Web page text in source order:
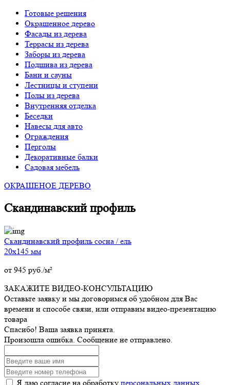
Готовые решения
Окрашенное дерево
Фасады из дерева
Террасы из дерева
Заборы из дерева
Подшива из дерева
Бани и сауны
Лестницы и ступени
Полы из дерева
Внутренняя отделка
Беседки
Навесы для авто
Ограждения
Перголы
Декоративные балки
Садовая мебель
ОКРАШЕНОЕ ДЕРЕВО
Скандинавский профиль
Скандинавский профиль сосна / ель
20х145 мм
от 945 руб./м²
ЗАКАЖИТЕ ВИДЕО-КОНСУЛЬТАЦИЮ
Оставьте заявку и мы договоримся об удобном для Вас
времени и способе связи, или отправим видео-презентацию
товара
Спасибо! Ваша заявка принята.
Произошла ошибка. Сообщение не отправлено.
Я даю согласие на обработку персональных данных